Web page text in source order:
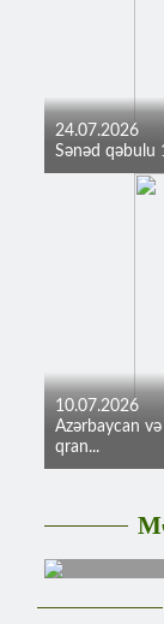
24.07.2026
Sənəd qəbulu
10.07.2026
Azərbaycan
qran...